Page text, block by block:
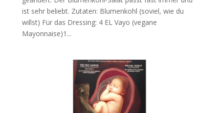
ist sehr beliebt. Zutaten: Blumenkohl (soviel, wie du
willst) Für das Dressing: 4 EL Vayo (vegane
Mayonnaise)1...